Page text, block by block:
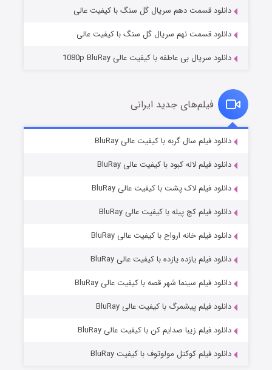
قسمت۷ (زیرنویس) منتشر شد
دانلود قسمت دهم سریال گل سنگ با کیفیت عالی
دانلود قسمت نهم سریال گل سنگ با کیفیت عالی
دانلود سریال بی عاطفه با کیفیت عالی 1080p BluRay
فیلم‌های جدید ایرانی
دانلود فیلم سال گربه با کیفیت عالی BluRay
دانلود فیلم لاله کبود با کیفیت عالی BluRay
دانلود فیلم لاک پشت با کیفیت عالی BluRay
دانلود فیلم کج‌ پیله با کیفیت عالی BluRay
دانلود فیلم خانه ارواح با کیفیت عالی BluRay
دانلود فیلم یازده یازده با کیفیت عالی BluRay
دانلود فیلم سینما شهر قصه با کیفیت عالی BluRay
دانلود فیلم پیشمرگ با کیفیت عالی BluRay
دانلود فیلم زیبا صدایم کن با کیفیت عالی BluRay
دانلود فیلم کوکتل مولوتوف با کیفیت BluRay